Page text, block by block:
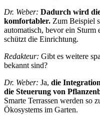
Dr. Weber: Dadurch wird
komfortabler. Zum Beispiel
automatisch, bevor ein Sturm
schützt die Einrichtung.
Redakteur: Gibt es weitere
bekannt sind?
Dr. Weber: Ja, die
die Steuerung von
Smarte Terrassen werden so
Ökosystems im Garten.